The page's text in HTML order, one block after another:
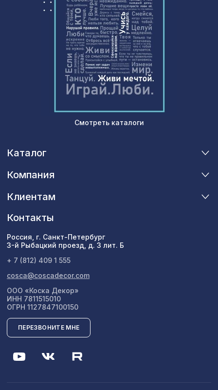
Смотреть каталоги
Каталог
Компания
Клиентам
Контакты
Россия, г. Санкт-Петербург
3-й Рыбацкий проезд, д. 3 лит. Б
+ 7 (812) 409 1 555
cosca@coscadecor.com
ООО «Коска Декор»
ИНН 7811515010
ОГРН 1127847100150
ПЕРЕЗВОНИТЕ МНЕ